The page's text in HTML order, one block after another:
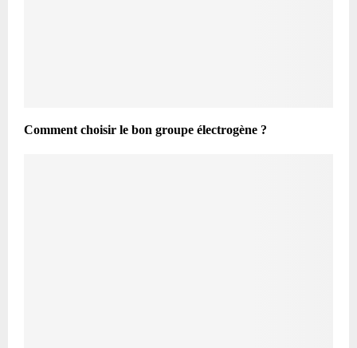
Comment choisir le bon groupe électrogène ?